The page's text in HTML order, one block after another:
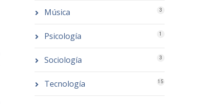
Música 3
Psicología 1
Sociología 3
Tecnología 15